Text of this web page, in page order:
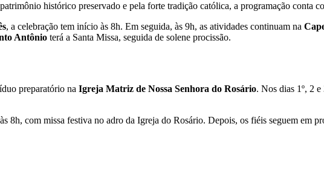
histórico preservado e pela forte tradição católica, a programação conta
, a celebração tem início às 8h. Em seguida, às 9h, as atividades continuam na
Antônio terá a Santa Missa, seguida de solene procissão.
preparatório na Igreja Matriz de Nossa Senhora do Rosário. Nos dias 1º, 2
8h, com missa festiva no adro da Igreja do Rosário. Depois, os fiéis seguem em